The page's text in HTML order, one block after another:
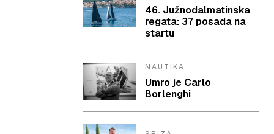
46. Južnodalmatinska
regata: 37 posada na
startu
NAUTIKA
Umro je Carlo
Borlenghi